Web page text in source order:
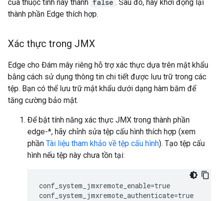
của thuộc tính này thành false . Sau đó, hãy khởi động lại
thành phần Edge thích hợp.
Xác thực trong JMX
Edge cho Đám mây riêng hỗ trợ xác thực dựa trên mật khẩu
bằng cách sử dụng thông tin chi tiết được lưu trữ trong các
tệp. Bạn có thể lưu trữ mật khẩu dưới dạng hàm băm để
tăng cường bảo mật.
Để bật tính năng xác thực JMX trong thành phần
edge-*, hãy chỉnh sửa tệp cấu hình thích hợp (xem
phần Tài liệu tham khảo về tệp cấu hình). Tạo tệp cấu
hình nếu tệp này chưa tồn tại:
conf_system_jmxremote_enable=true
conf_system_jmxremote_authenticate=true